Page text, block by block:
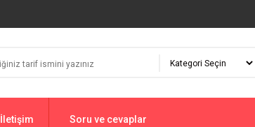
İletişim Soru ve cevaplar